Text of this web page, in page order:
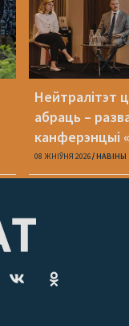
Нейтралітэт
абраць –
канферэнцыі
08 ЖНІЎНЯ 2026 НАВІНЫ